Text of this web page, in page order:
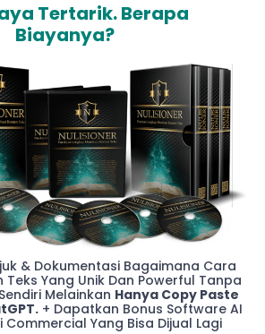
Tertarik. Berapa
Biayanya?
& Dokumentasi Bagaimana Cara
Teks Yang Unik Dan Powerful Tanpa
Melainkan Hanya Copy Paste
+ Dapatkan Bonus Software AI
Commercial Yang Bisa Dijual Lagi